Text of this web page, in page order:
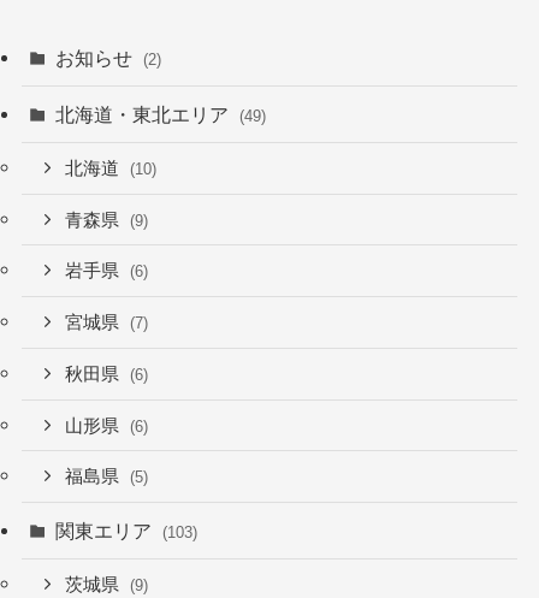
お知らせ (2)
北海道・東北エリア (49)
北海道 (10)
青森県 (9)
岩手県 (6)
宮城県 (7)
秋田県 (6)
山形県 (6)
福島県 (5)
関東エリア (103)
茨城県 (9)